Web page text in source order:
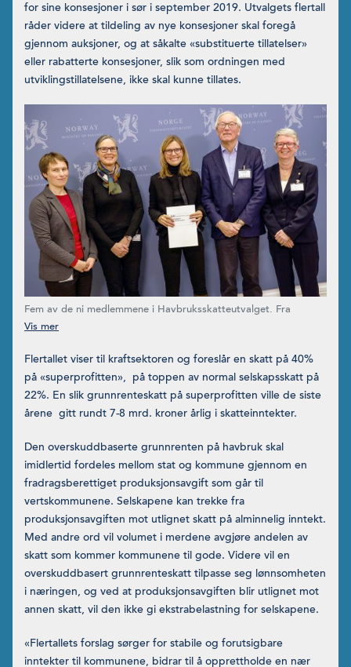
for sine konsesjoner i sør i september 2019. Utvalgets flertall
råder videre at tildeling av nye konsesjoner skal foregå
gjennom auksjoner, og at såkalte «substituerte tillatelser»
eller rabatterte konsesjoner, slik som ordningen med
utviklingstillatelsene, ikke skal kunne tillates.
Fem av de ni medlemmene i Havbruksskatteutvalget. Fra
venstre Linda Nøstbakken, Gudrun Bugge Andvord, Karen
Therese Tande)
Flertallet viser til kraftsektoren og foreslår en skatt på 40%
på «superprofitten», på toppen av normal selskapsskatt på
22%. En slik grunnrenteskatt på superprofitten ville de siste
årene gitt rundt 7-8 mrd. kroner årlig i skatteinntekter.
Den overskuddbaserte grunnrenten på havbruk skal
imidlertid fordeles mellom stat og kommune gjennom en
fradragsberettiget produksjonsavgift som går til
vertskommunene. Selskapene kan trekke fra
produksjonsavgiften mot utlignet skatt på alminnelig inntekt.
Med andre ord vil volumet i merdene avgjøre andelen av
skatt som kommer kommunene til gode. Videre vil en
overskuddbasert grunnrenteskatt tilpasse seg lønnsomheten
i næringen, og ved at produksjonsavgiften blir utlignet mot
annen skatt, vil den ikke gi ekstrabelastning for selskapene.
«Flertallets forslag sørger for stabile og forutsigbare
inntekter til kommunene, bidrar til å opprettholde en nær